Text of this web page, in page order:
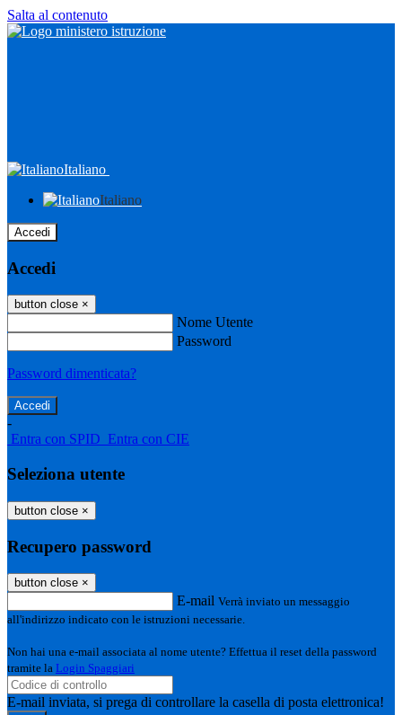
Salta al contenuto
Italiano
Italiano
Accedi
Accedi
button close ×
Nome Utente
Password
Password dimenticata?
-
Entra con SPID Entra con CIE
Seleziona utente
button close ×
Recupero password
button close ×
E-mail Verrà inviato un messaggio
all'indirizzo indicato con le istruzioni necessarie.
Non hai una e-mail associata al nome utente? Effettua il reset della password
tramite la Login Spaggiari
E-mail inviata, si prega di controllare la casella di posta elettronica!